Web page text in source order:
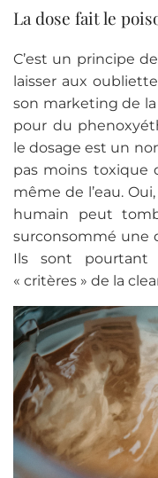
La dose fait le
C’est un principe
laisser aux
son marketing de
pour du
le dosage est un
pas moins toxique
même de l’eau.
humain peut
surconsommé une
Ils sont pourtant
« critères » de la